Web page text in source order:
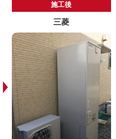
施工後
三菱